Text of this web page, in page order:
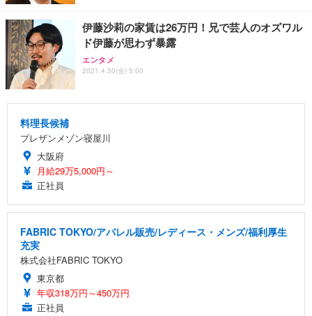
伊藤沙莉の家賃は26万円！兄で芸人のオズワル
ド伊藤が思わず暴露
エンタメ
2021.4.30(金) 5:00
料理長候補
プレザンメゾン寝屋川
大阪府
月給29万5,000円～
正社員
FABRIC TOKYO/アパレル販売/レディース・メンズ/福利厚生
充実
株式会社FABRIC TOKYO
東京都
年収318万円～450万円
正社員